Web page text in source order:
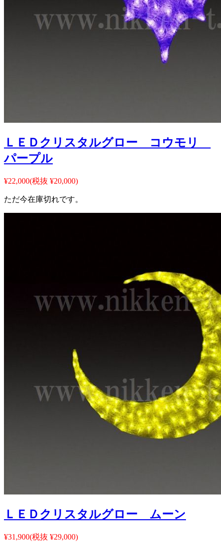
ＬＥＤクリスタルグロー コウモリ
パープル
¥22,000(税抜 ¥20,000)
ただ今在庫切れです。
ＬＥＤクリスタルグロー ムーン
¥31,900(税抜 ¥29,000)